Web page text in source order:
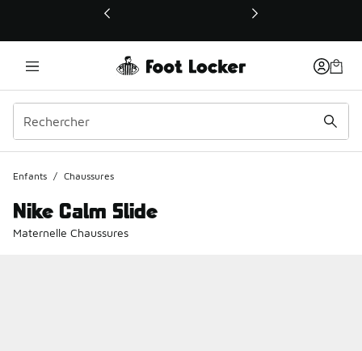
Ce lien ouvrira une nouvelle fenêtre
Enfants / Chaussures
Nike Calm Slide
Maternelle Chaussures